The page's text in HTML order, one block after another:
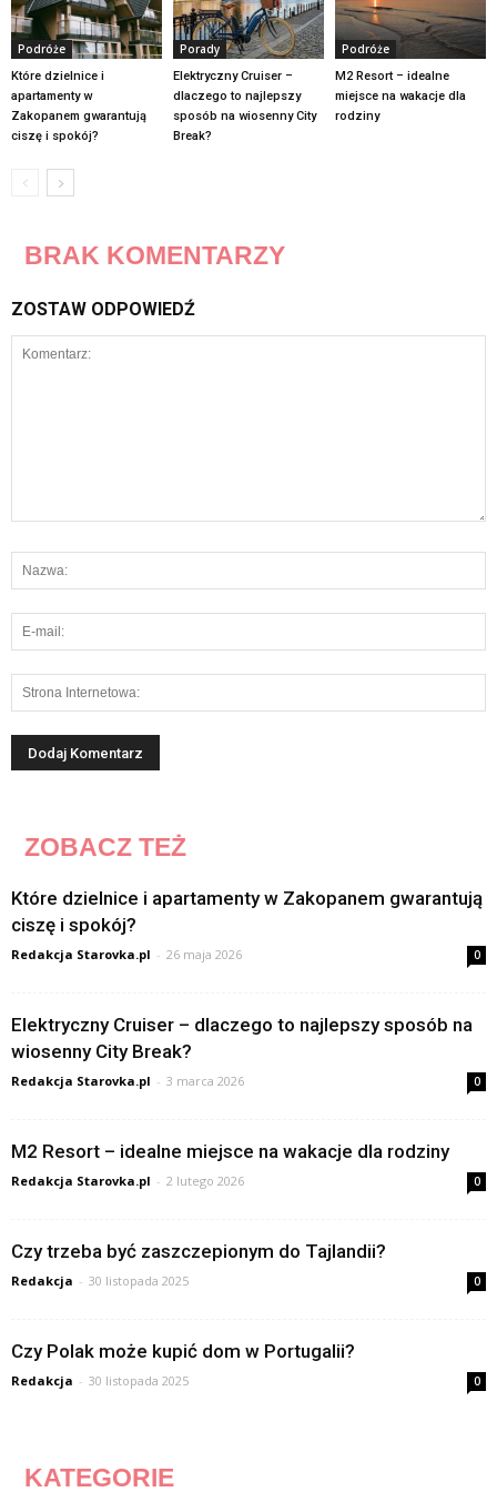
Podróże
Które dzielnice i
apartamenty w
Zakopanem gwarantują
ciszę i spokój?
Porady
Elektryczny Cruiser –
dlaczego to najlepszy
sposób na wiosenny City
Break?
Podróże
M2 Resort – idealne
miejsce na wakacje dla
rodziny
BRAK KOMENTARZY
ZOSTAW ODPOWIEDŹ
ZOBACZ TEŻ
Które dzielnice i apartamenty w Zakopanem gwarantują
ciszę i spokój?
Redakcja Starovka.pl - 26 maja 2026 0
Elektryczny Cruiser – dlaczego to najlepszy sposób na
wiosenny City Break?
Redakcja Starovka.pl - 3 marca 2026 0
M2 Resort – idealne miejsce na wakacje dla rodziny
Redakcja Starovka.pl - 2 lutego 2026 0
Czy trzeba być zaszczepionym do Tajlandii?
Redakcja - 30 listopada 2025 0
Czy Polak może kupić dom w Portugalii?
Redakcja - 30 listopada 2025 0
KATEGORIE